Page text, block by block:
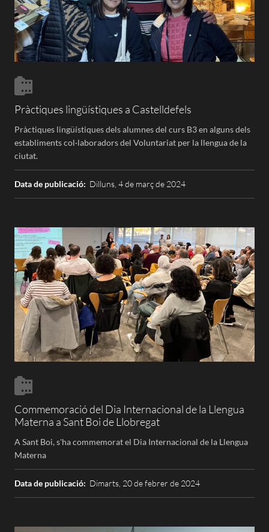
Pràctiques lingüístiques a Castelldefels
Pràctiques lingüístiques dels alumnes del curs B3 en alguns dels
establiments col·laboradors del Voluntariat per la llengua de la
ciutat.
Data de publicació: Dilluns, 4 de març de 2024
Commemoració del Dia Internacional de la Llengua
Materna a Sant Boi de Llobregat
A Sant Boi, s'ha commemorat el Dia Internacional de la Llengua
Materna
Data de publicació: Dimarts, 20 de febrer de 2024